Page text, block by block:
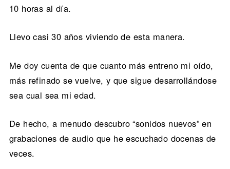
10 horas al día.
Llevo casi 30 años viviendo de esta manera.
Me doy cuenta de que cuanto más entreno mi oído,
más refinado se vuelve, y que sigue desarrollándose
sea cual sea mi edad.
De hecho, a menudo descubro “sonidos nuevos” en
grabaciones de audio que he escuchado docenas de
veces.